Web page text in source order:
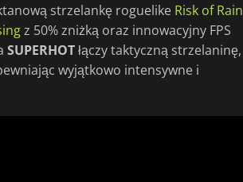
strzelankę roguelike Risk of Rain
z 50% zniżką oraz innowacyjny FPS
SUPERHOTłączy taktyczną strzelaninę,
wyjątkowo intensywne i